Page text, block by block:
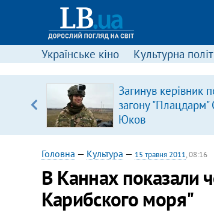
Українське кіно Культурна
Загинув керівник
загону "Плацдарм"
Юков
Головна — Культура — 15 травня 2011, 08:16
В Каннах показали
Карибского моря"